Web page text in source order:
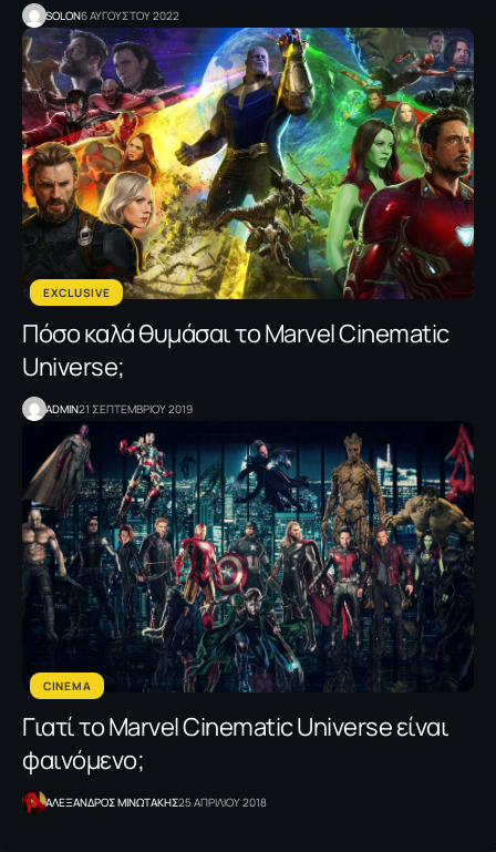
SOLON6 ΑΥΓΟΥΣΤΟΥ 2022
EXCLUSIVE
Πόσο καλά θυμάσαι το Marvel Cinematic
Universe;
ADMIN21 ΣΕΠΤΕΜΒΡΙΟΥ 2019
CINEMA
Γιατί το Μarvel Cinematic Universe είναι
φαινόμενο;
ΑΛΕΞΑΝΔΡΟΣ ΜΙΝΩΤΑΚΗΣ25 ΑΠΡΙΛΙΟΥ 2018